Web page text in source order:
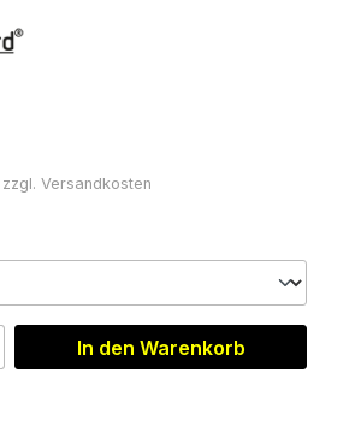
Versandkosten
Gib den
In den Warenkorb